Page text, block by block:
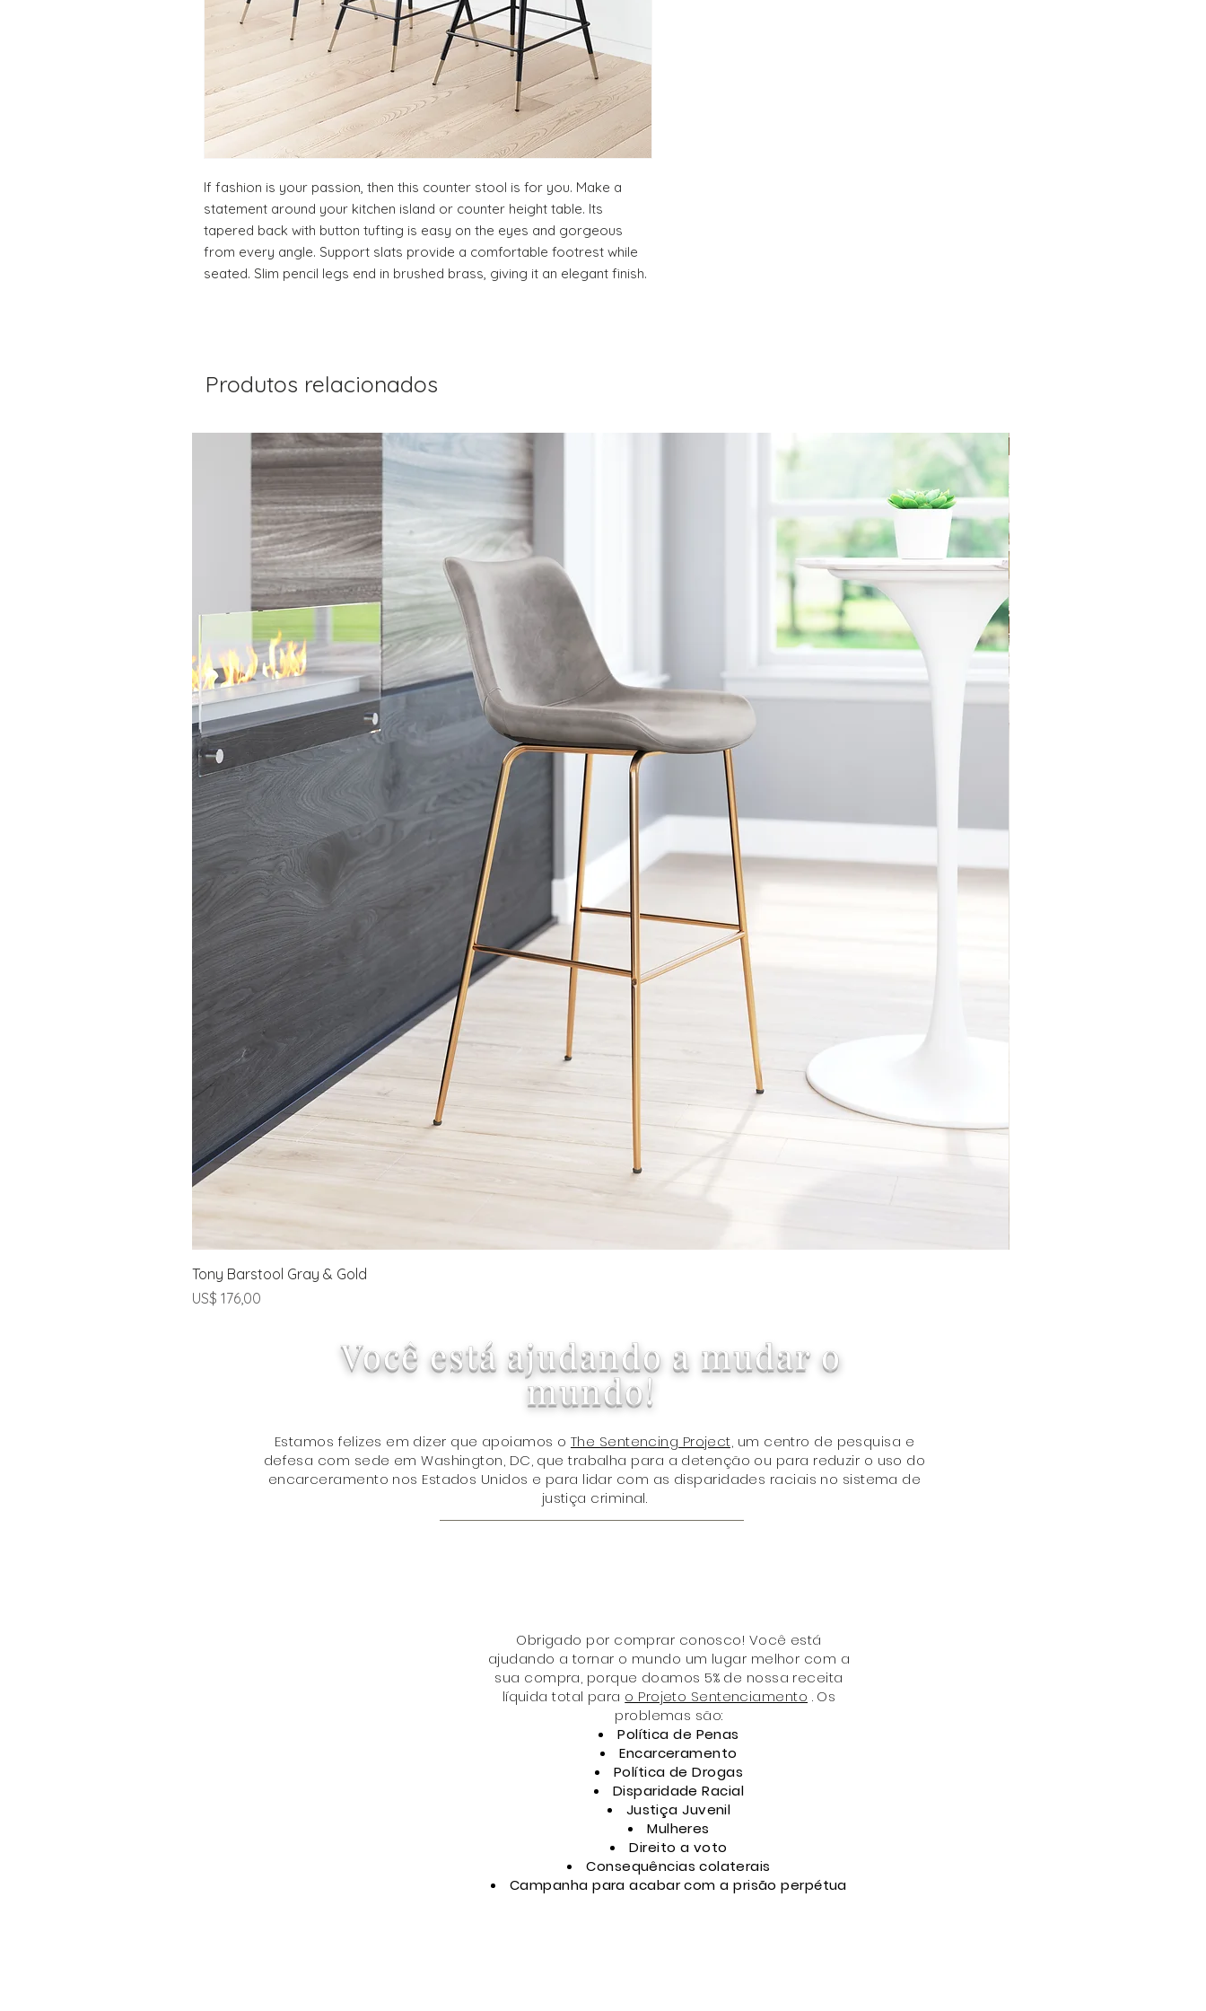
If fashion is your passion, then this counter stool is for you. Make a
statement around your kitchen island or counter height table. Its
tapered back with button tufting is easy on the eyes and gorgeous
from every angle. Support slats provide a comfortable footrest while
seated. Slim pencil legs end in brushed brass, giving it an elegant finish.
Produtos relacionados
Tony Barstool Gray & Gold
Preço
US$ 176,00
Você está ajudando a mudar o
mundo!
Estamos felizes em dizer que apoiamos o The Sentencing Project, um centro de pesquisa e
defesa com sede em Washington, DC, que trabalha para a detenção ou para reduzir o uso do
encarceramento nos Estados Unidos e para lidar com as disparidades raciais no sistema de
justiça criminal.
Obrigado por comprar conosco! Você está
ajudando a tornar o mundo um lugar melhor com a
sua compra, porque doamos 5% de nossa receita
líquida total para o Projeto Sentenciamento . Os
problemas são:
Política de Penas
Encarceramento
Política de Drogas
Disparidade Racial
Justiça Juvenil
Mulheres
Direito a voto
Consequências colaterais
Campanha para acabar com a prisão perpétua